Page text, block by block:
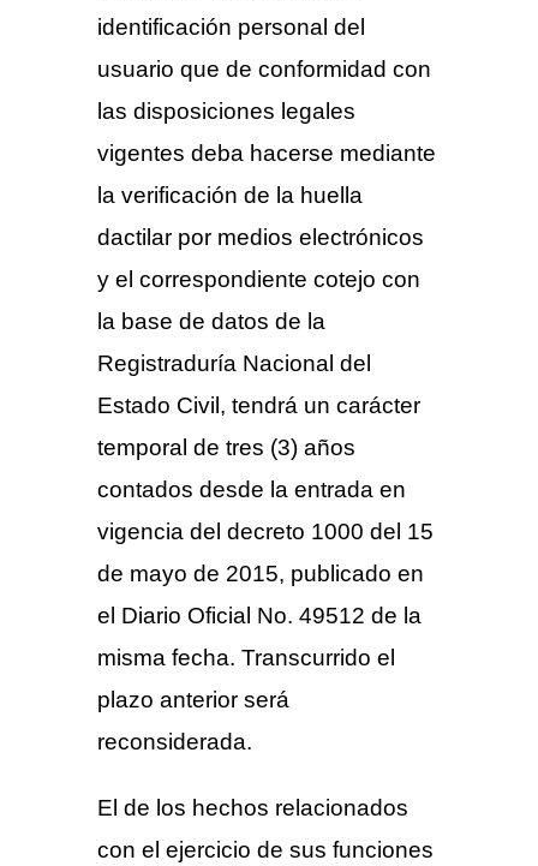
identificación personal del
usuario que de conformidad con
las disposiciones legales
vigentes deba hacerse mediante
la verificación de la huella
dactilar por medios electrónicos
y el correspondiente cotejo con
la base de datos de la
Registraduría Nacional del
Estado Civil, tendrá un carácter
temporal de tres (3) años
contados desde la entrada en
vigencia del decreto 1000 del 15
de mayo de 2015, publicado en
el Diario Oficial No. 49512 de la
misma fecha. Transcurrido el
plazo anterior será
reconsiderada.
El de los hechos relacionados
con el ejercicio de sus funciones